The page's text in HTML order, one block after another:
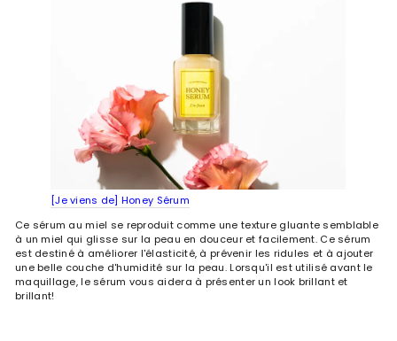
[Je viens de] Honey Sérum
Ce sérum au miel se reproduit comme une texture gluante semblable
à un miel qui glisse sur la peau en douceur et facilement. Ce sérum
est destiné à améliorer l'élasticité, à prévenir les ridules et à ajouter
une belle couche d'humidité sur la peau. Lorsqu'il est utilisé avant le
maquillage, le sérum vous aidera à présenter un look brillant et
brillant!